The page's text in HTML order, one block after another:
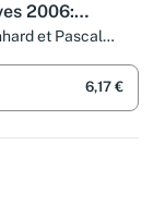
2006:
et Pascal
6,17 €